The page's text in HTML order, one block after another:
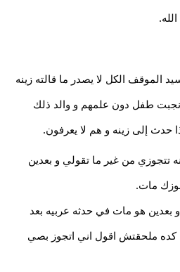
الموقف الكل لا يصدر ما قالته زينه
طفل دون علمهم و والد ذلك
حدث إلى زينه و هم لا يعرفون.
تتجوزي من غير ما تقولي و بعدين
مات.
بعدين هو مات في حدثه عربيه بعد
ملحقتش اقول اني اتجوز بصي